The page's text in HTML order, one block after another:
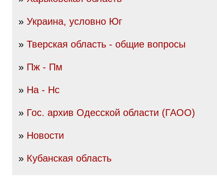
» Украина, условно Юг
» Тверская область - общие вопросы
» Пж - Пм
» На - Нс
» Гос. архив Одесской области (ГАОО)
» Новости
» Кубанская область